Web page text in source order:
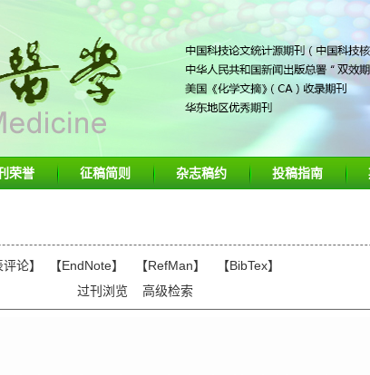
荣誉 征稿简则 杂志稿约 投稿指南
评论】 【EndNote】 【RefMan】
【BibTex】
过刊浏览 高级检索